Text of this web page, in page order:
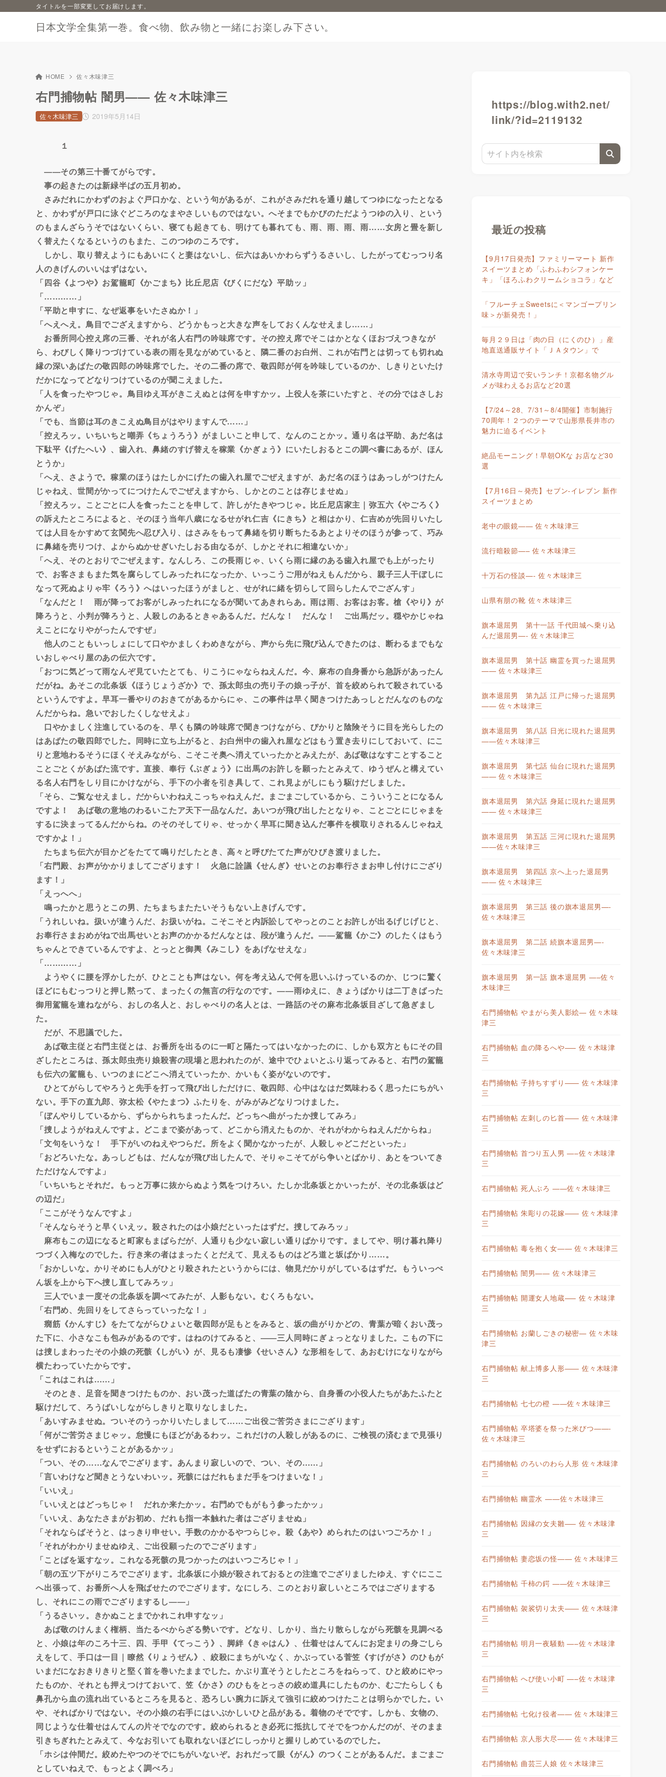
日本文学全集第一巻。食べ物、飲み物と一緒にお楽しみ下さい。
タイトルを一部変更してお届けします。
HOME 佐々木味津三
右門捕物帖 闇男—— 佐々木味津三
2019年5月14日
佐々木味津三
１
――その第三十番てがらです。
事の起きたのは新緑半ばの五月初め。
さみだれにかわずのおよぐ戸口かな、という句があるが、これがさみだれを通り越してつゆになったとなる
と、かわずが戸口に泳ぐどころのなまやさしいものではない。へそまでもかびのただようつゆの入り、という
のもまんざらうそではないくらい、寝ても起きても、明けても暮れても、雨、雨、雨、雨……女房と畳を新し
く替えたくなるというのもまた、このつゆのころです。
しかし、取り替えようにもあいにくと妻はないし、伝六はあいかわらずうるさいし、したがってむっつり名
人のきげんのいいはずはない。
「四谷《よつや》お駕籠町《かごまち》比丘尼店《びくにだな》平助ッ」
「…………」
「平助と申すに、なぜ返事をいたさぬか！」
「へえへえ。鳥目でござえますから、どうかもっと大きな声をしておくんなせえまし……」
お番所同心控え席の三番、それが名人右門の吟味席です。その控え席でそこはかとなくほおづえつきなが
ら、わびしく降りつづけている表の雨を見ながめていると、隣二番のお白州、これが右門とは切っても切れぬ
縁の深いあばたの敬四郎の吟味席でした。その二番の席で、敬四郎が何を吟味しているのか、しきりといたけ
だかになってどなりつけているのが聞こえました。
「人を食ったやつじゃ。鳥目ゆえ耳がきこえぬとは何を申すかッ。上役人を茶にいたすと、その分ではさしお
かんぞ」
「でも、当節は耳のきこえぬ鳥目がはやりますんで……」
「控えろッ。いちいちと嘲弄《ちょうろう》がましいこと申して、なんのことかッ。通り名は平助、あだ名は
下駄平《げたへい》、歯入れ、鼻緒のすげ替えを稼業《かぎょう》にいたしおるとこの調べ書にあるが、ほん
とうか」
「へえ、さようで。稼業のほうはたしかにげたの歯入れ屋でごぜえますが、あだ名のほうはあっしがつけたん
じゃねえ、世間がかってにつけたんでごぜえますから、しかとのことは存じませぬ」
「控えろッ。ことごとに人を食ったことを申して、許しがたきやつじゃ。比丘尼店家主｜弥五六《やごろく》
の訴えたところによると、そのほう当年八歳になるせがれ仁吉《にきち》と相はかり、仁吉めが先回りいたし
ては人目をかすめて玄関先へ忍び入り、はさみをもって鼻緒を切り断ちたるあとよりそのほうが参って、巧み
に鼻緒を売りつけ、よからぬかせぎいたしおる由なるが、しかとそれに相違ないか」
「へえ、そのとおりでごぜえます。なんしろ、この長雨じゃ、いくら雨に縁のある歯入れ屋でも上がったり
で、お客さまもまた気を腐らしてしみったれになったか、いっこうご用がねえもんだから、親子三人干ぼしに
なって死ぬよりゃ牢《ろう》へはいったほうがましと、せがれに緒を切らして回らしたんでござんす」
「なんだと！ 雨が降ってお客がしみったれになるが聞いてあきれらあ。雨は雨、お客はお客。槍《やり》が
降ろうと、小判が降ろうと、人殺しのあるときゃあるんだ。だんな！ だんな！ ご出馬だッ。穏やかじゃね
えことになりやがったんですぜ」
他人のこともいっしょにして口やかましくわめきながら、声から先に飛び込んできたのは、断わるまでもな
いおしゃべり屋のあの伝六です。
「おつに気どって雨なんぞ見ていたとても、りこうにゃならねえんだ。今、麻布の自身番から急訴があったん
だがね。あそこの北条坂《ほうじょうざか》で、孫太郎虫の売り子の娘っ子が、首を絞められて殺されている
というんですよ。早耳一番やりのおきてがあるからにゃ、この事件は早く聞きつけたあっしとだんなのものな
んだからね。急いでおしたくしなせえよ」
口やかましく注進しているのを、早くも隣の吟味席で聞きつけながら、ぴかりと陰険そうに目を光らしたの
はあばたの敬四郎でした。同時に立ち上がると、お白州中の歯入れ屋などはもう置き去りにしておいて、にこ
りと意地わるそうにほくそえみながら、こそこそ奥へ消えていったかとみえたが、あば敬はなすことすること
ことごとくがあばた流です。直接、奉行《ぶぎょう》に出馬のお許しを願ったとみえて、ゆうぜんと構えてい
る名人右門をしり目にかけながら、手下の小者を引き具して、これ見よがしにもう駆けだしました。
「そら、ご覧なせえまし。だからいわねえこっちゃねえんだ。まごまごしているから、こういうことになるん
ですよ！ あば敬の意地のわるいこたア天下一品なんだ。あいつが飛び出したとなりゃ、ことごとにじゃまを
するに決まってるんだからね。のそのそしてりゃ、せっかく早耳に聞き込んだ事件を横取りされるんじゃねえ
ですかよ！」
たちまち伝六が目かどをたてて鳴りだしたとき、高々と呼びたてた声がひびき渡りました。
「右門殿、お声がかかりましてござります！ 火急に詮議《せんぎ》せいとのお奉行さまお申し付けにござり
ます！」
「えっへへ」
鳴ったかと思うとこの男、たちまちまたたいそうもない上きげんです。
「うれしいね。扱いが違うんだ、お扱いがね。こそこそと内訴訟してやっとのことお許しが出るげじげじと、
お奉行さまおめがねで出馬せいとお声のかかるだんなとは、段が違うんだ。――駕籠《かご》のしたくはもう
ちゃんとできているんですよ、とっとと御輿《みこし》をあげなせえな」
「…………」
ようやくに腰を浮かしたが、ひとことも声はない。何を考え込んで何を思いふけっているのか、じつに驚く
ほどにもむっつりと押し黙って、まったくの無言の行なのです。――雨ゆえに、きょうばかりは二丁きばった
御用駕籠を連ねながら、おしの名人と、おしゃべりの名人とは、一路話のその麻布北条坂目ざして急ぎまし
た。
だが、不思議でした。
あば敬主従と右門主従とは、お番所を出るのに一町と隔たってはいなかったのに、しかも双方ともにその目
ざしたところは、孫太郎虫売り娘殺害の現場と思われたのが、途中でひょいとふり返ってみると、右門の駕籠
も伝六の駕籠も、いつのまにどこへ消えていったか、かいもく姿がないのです。
ひとてがらしてやろうと先手を打って飛び出しただけに、敬四郎、心中はなはだ気味わるく思ったにちがい
ない。手下の直九郎、弥太松《やたまつ》ふたりを、がみがみどなりつけました。
「ぼんやりしているから、ずらかられちまったんだ。どっちへ曲がったか捜してみろ」
「捜しようがねえんですよ。どこまで姿があって、どこから消えたものか、それがわからねえんだからね」
「文句をいうな！ 手下がいのねえやつらだ。所をよく聞かなかったが、人殺しゃどこだといった」
「おどろいたな。あっしどもは、だんなが飛び出したんで、そりゃこそてがら争いとばかり、あとをついてき
ただけなんですよ」
「いちいちとそれだ。もっと万事に抜からぬよう気をつけろい。たしか北条坂とかいったが、その北条坂はど
の辺だ」
「ここがそうなんですよ」
「そんならそうと早くいえッ。殺されたのは小娘だといったはずだ。捜してみろッ」
麻布もこの辺になると町家もまばらだが、人通りも少ない寂しい通りばかりです。ましてや、明け暮れ降り
つづく入梅なのでした。行き来の者はまったくとだえて、見えるものはどろ道と坂ばかり……。
「おかしいな。かりそめにも人がひとり殺されたというからには、物見だかりがしているはずだ。もういっぺ
ん坂を上から下へ捜し直してみろッ」
三人でいま一度その北条坂を調べてみたが、人影もない。むくろもない。
「右門め、先回りをしてさらっていったな！」
癇筋《かんすじ》をたてながらひょいと敬四郎が足もとをみると、坂の曲がりかどの、青葉が暗くおい茂っ
た下に、小さなこも包みがあるのです。はねのけてみると、――三人同時にぎょっとなりました。こもの下に
は捜しまわったその小娘の死骸《しがい》が、見るも凄惨《せいさん》な形相をして、あおむけになりながら
横たわっていたからです。
「これはこれは……」
そのとき、足音を聞きつけたものか、おい茂った道ばたの青葉の陰から、自身番の小役人たちがあたふたと
駆けだして、ろうばいしながらしきりと取りなしました。
「あいすみませぬ。ついそのうっかりいたしまして……ご出役ご苦労さまにござります」
「何がご苦労さまじゃッ。怠慢にもほどがあるわッ。これだけの人殺しがあるのに、ご検視の済むまで見張り
をせずにおるということがあるかッ」
「つい、その……なんでござります。あんまり寂しいので、つい、その……」
「言いわけなど聞きとうないわいッ。死骸にはだれもまだ手をつけまいな！」
「いいえ」
「いいえとはどっちじゃ！ だれか来たかッ。右門めでもがもう参ったかッ」
「いいえ、あなたさまがお初め、だれも指一本触れた者はござりませぬ」
「それならばそうと、はっきり申せい。手数のかかるやつらじゃ。殺《あや》められたのはいつごろか！」
「それがわかりませぬゆえ、ご出役願ったのでござります」
「ことばを返すなッ。これなる死骸の見つかったのはいつごろじゃ！」
「朝の五ツ下がりころでござります。北条坂に小娘が殺されておるとの注進でござりましたゆえ、すぐにここ
へ出張って、お番所へ人を飛ばせたのでござります。なにしろ、このとおり寂しいところではござりまする
し、それにこの雨でござりまするし――」
「うるさいッ。きかぬことまでかれこれ申すなッ」
あば敬のけんまく権柄、当たるべからざる勢いです。どなり、しかり、当たり散らしながら死骸を見調べる
と、小娘は年のころ十三、四、手甲《てっこう》、脚絆《きゃはん》、仕着せはんてんにお定まりの身ごしら
えをして、手口は一目｜瞭然《りょうぜん》、絞殺にまちがいなく、かぶっている菅笠《すげがさ》のひもが
いまだになおきりきりと堅く首を巻いたままでした。かぶり直そうとしたところをねらって、ひと絞めにやっ
たものか、それとも押えつけておいて、笠《かさ》のひもをとっさの絞め道具にしたものか、むごたらしくも
鼻孔から血の流れ出ているところを見ると、恐ろしい腕力に訴えて強引に絞めつけたことは明らかでした。い
や、そればかりではない。その小娘の右手にはいぶかしいひと品がある。着物のそでです。しかも、女物の、
同じような仕着せはんてんの片そでなのです。絞められるとき必死に抵抗してそでをつかんだのが、そのまま
引きちぎれたとみえて、今なお引いても取れないほどにしっかりと握りしめているのでした。
「ホシは仲間だ。絞めたやつのそでにちがいないぞ。おれだって眼《がん》のつくことがあるんだ。まごまご
としていねえで、もっとよく調べろ」
https://blog.with2.net/
link/?id=2119132
最近の投稿
【9月17日発売】ファミリーマート 新作
スイーツまとめ「ふわふわシフォンケー
キ」「ほろふわクリームショコラ」など
「フルーチェSweetsに＜マンゴープリン
味＞が新発売！」
毎月２９日は「肉の日（にくのひ）」産
地直送通販サイト「ＪＡタウン」で
清水寺周辺で安いランチ！京都名物グル
メが味わえるお店など20選
【7/24～28、7/31～8/4開催】市制施行
70周年！２つのテーマで山形県長井市の
魅力に迫るイベント
絶品モーニング！早朝OKな お店など30
選
【7月16日～発売】セブン-イレブン 新作
スイーツまとめ
老中の眼鏡—— 佐々木味津三
流行暗殺節—– 佐々木味津三
十万石の怪談—- 佐々木味津三
山県有朋の靴 佐々木味津三
旗本退屈男 第十一話 千代田城へ乗り込
んだ退屈男—- 佐々木味津三
旗本退屈男 第十話 幽霊を買った退屈男
—— 佐々木味津三
旗本退屈男 第九話 江戸に帰った退屈男
—— 佐々木味津三
旗本退屈男 第八話 日光に現れた退屈男
——佐々木味津三
旗本退屈男 第七話 仙台に現れた退屈男
—— 佐々木味津三
旗本退屈男 第六話 身延に現れた退屈男
—— 佐々木味津三
旗本退屈男 第五話 三河に現れた退屈男
——佐々木味津三
旗本退屈男 第四話 京へ上った退屈男
—— 佐々木味津三
旗本退屈男 第三話 後の旗本退屈男—-
佐々木味津三
旗本退屈男 第二話 続旗本退屈男—-
佐々木味津三
旗本退屈男 第一話 旗本退屈男 —–佐々
木味津三
右門捕物帖 やまがら美人影絵— 佐々木味
津三
右門捕物帖 血の降るへや—– 佐々木味津
三
右門捕物帖 子持ちすずり—— 佐々木味津
三
右門捕物帖 左刺しの匕首—— 佐々木味津
三
右門捕物帖 首つり五人男 —–佐々木味津
三
右門捕物帖 死人ぶろ ——佐々木味津三
右門捕物帖 朱彫りの花嫁—— 佐々木味津
三
右門捕物帖 毒を抱く女—— 佐々木味津三
右門捕物帖 闇男—— 佐々木味津三
右門捕物帖 開運女人地蔵—– 佐々木味津
三
右門捕物帖 お蘭しごきの秘密— 佐々木味
津三
右門捕物帖 献上博多人形—— 佐々木味津
三
右門捕物帖 七七の橙 ——佐々木味津三
右門捕物帖 卒塔婆を祭った米びつ——-
佐々木味津三
右門捕物帖 のろいのわら人形 佐々木味津
三
右門捕物帖 幽霊水 ——佐々木味津三
右門捕物帖 因縁の女夫雛—– 佐々木味津
三
右門捕物帖 妻恋坂の怪—— 佐々木味津三
右門捕物帖 千柿の鍔 ——佐々木味津三
右門捕物帖 袈裟切り太夫—— 佐々木味津
三
右門捕物帖 明月一夜騒動 —–佐々木味津
三
右門捕物帖 へび使い小町 —–佐々木味津
三
右門捕物帖 七化け役者—— 佐々木味津三
右門捕物帖 京人形大尽—— 佐々木味津三
右門捕物帖 曲芸三人娘 佐々木味津三